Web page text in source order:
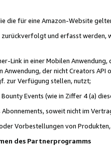
die für eine Amazon-Website
und erfasst werden,
Link in einer Mobilen
Anwendung, der nicht Creators
zur Verfügung stellen, nutzt;
Bounty Events (wie in Ziffer 4 (a)
soweit nicht im
Vorbestellungen von
des Partnerprogramms